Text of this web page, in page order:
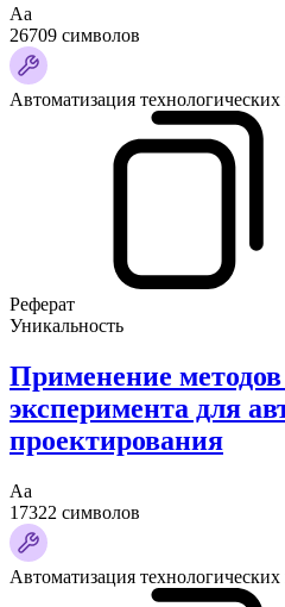
Аа
26709 символов
Автоматизация технологических
Реферат
Уникальность
Применение
эксперимента для
проектирования
Аа
17322 символов
Автоматизация технологических